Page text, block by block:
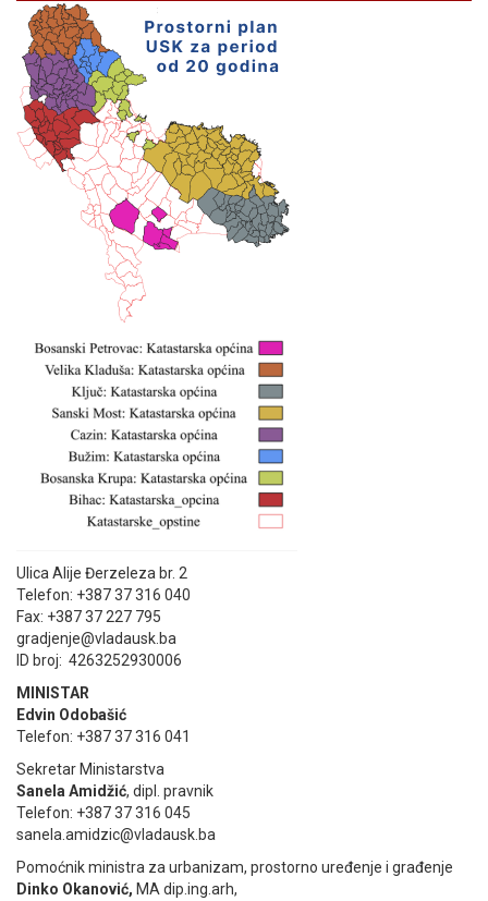
Ulica Alije Đerzeleza br. 2
Telefon: +387 37 316 040
Fax: +387 37 227 795
gradjenje@vladausk.ba
ID broj: 4263252930006
MINISTAR
Edvin Odobašić
Telefon: +387 37 316 041
Sekretar Ministarstva
Sanela Amidžić, dipl. pravnik
Telefon: +387 37 316 045
sanela.amidzic@vladausk.ba
Pomoćnik ministra za urbanizam, prostorno uređenje i građenje
Dinko Okanović, MA dip.ing.arh,